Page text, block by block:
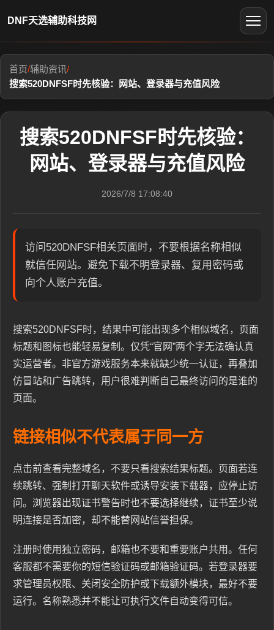
DNF天选辅助科技网
首页/辅助资讯/
搜索520DNFSF时先核验：网站、登录器与充值风险
搜索520DNFSF时先核验：
网站、登录器与充值风险
2026/7/8 17:08:40
访问520DNFSF相关页面时，不要根据名称相似
就信任网站。避免下载不明登录器、复用密码或
向个人账户充值。
搜索520DNFSF时，结果中可能出现多个相似域名，页面
标题和图标也能轻易复制。仅凭“官网”两个字无法确认真
实运营者。非官方游戏服务本来就缺少统一认证，再叠加
仿冒站和广告跳转，用户很难判断自己最终访问的是谁的
页面。
链接相似不代表属于同一方
点击前查看完整域名，不要只看搜索结果标题。页面若连
续跳转、强制打开聊天软件或诱导安装下载器，应停止访
问。浏览器出现证书警告时也不要选择继续，证书至少说
明连接是否加密，却不能替网站信誉担保。
注册时使用独立密码，邮箱也不要和重要账户共用。任何
客服都不需要你的短信验证码或邮箱验证码。若登录器要
求管理员权限、关闭安全防护或下载额外模块，最好不要
运行。名称熟悉并不能让可执行文件自动变得可信。